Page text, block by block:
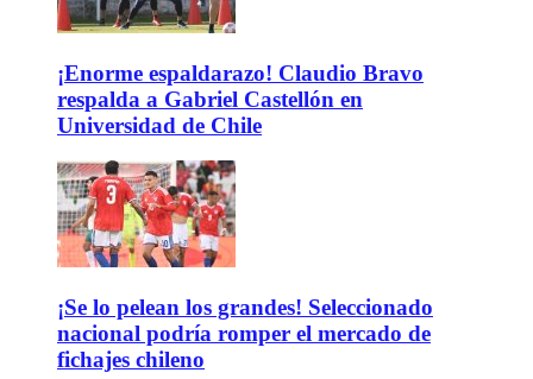
¡Enorme espaldarazo! Claudio Bravo
respalda a Gabriel Castellón en
Universidad de Chile
¡Se lo pelean los grandes! Seleccionado
nacional podría romper el mercado de
fichajes chileno